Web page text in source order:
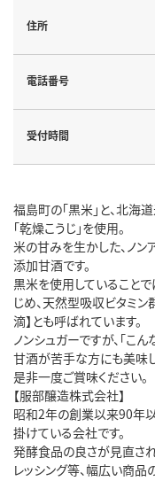
住所
電話番号
受付時間
福島町の「黒米」と、北海
「乾燥こうじ」を使用。
米の甘みを生かした、ノン
添加甘酒です。
黒米を使用していること
じめ、天然型吸収ビタミ
滴】とも呼ばれています。
ノンシュガーですが、「こ
甘酒が苦手な方にも美味
是非一度ご賞味ください。
【服部醸造株式会社】
昭和2年の創業以来90年
掛けている会社です。
発酵食品の良さが見直さ
レッシング等、幅広い商品